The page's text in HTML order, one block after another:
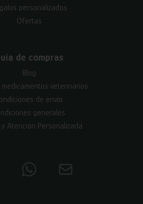
personalizados
Ofertas
de compras
Blog
veterinarios
de envío
generales
y Atención Personalizada